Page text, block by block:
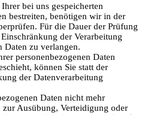
bei uns gespeicherten
bestreiten, benötigen wir in der
Für die Dauer der Prüfung
der Verarbeitung
Daten zu verlangen.
personenbezogenen Daten
können Sie statt der
der Datenverarbeitung
Daten nicht mehr
zur Ausübung, Verteidigung oder